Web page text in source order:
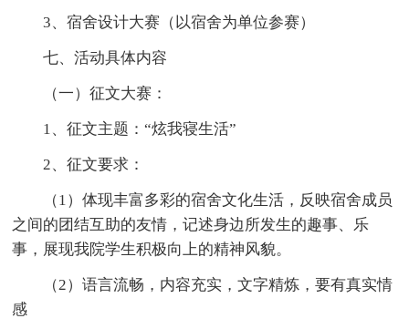
3、宿舍设计大赛（以宿舍为单位参赛）
七、活动具体内容
（一）征文大赛：
1、征文主题：“炫我寝生活”
2、征文要求：
（1）体现丰富多彩的宿舍文化生活，反映宿舍成员
之间的团结互助的友情，记述身边所发生的趣事、乐
事，展现我院学生积极向上的精神风貌。
（2）语言流畅，内容充实，文字精炼，要有真实情
感